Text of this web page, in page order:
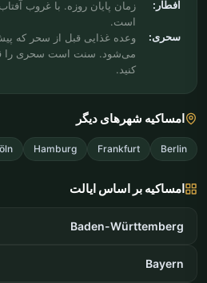
افطار:
زمان پایان روزه. با غروب
است.
سحری:
وعده غذایی قبل از سحر که
می‌شود. سنت است سحری را
کنید.
امساکیه شهرهای دیگر
Berlin
Frankfurt
Hamburg
امساکیه بر اساس ایالت
Baden-Württemberg
Bayern